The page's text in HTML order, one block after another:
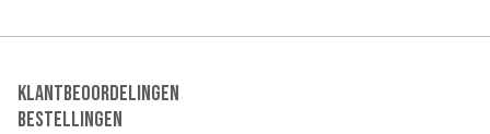
Klantbeoordelingen
Bestellingen